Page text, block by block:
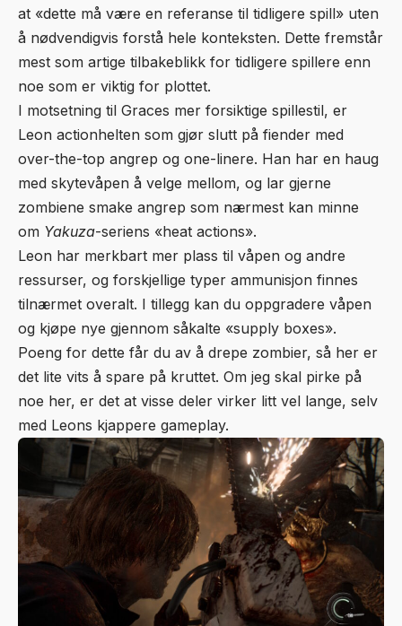
at «dette må være en referanse til tidligere spill» uten
å nødvendigvis forstå hele konteksten. Dette fremstår
mest som artige tilbakeblikk for tidligere spillere enn
noe som er viktig for plottet.
I motsetning til Graces mer forsiktige spillestil, er
Leon actionhelten som gjør slutt på fiender med
over-the-top angrep og one-linere. Han har en haug
med skytevåpen å velge mellom, og lar gjerne
zombiene smake angrep som nærmest kan minne
om Yakuza-seriens «heat actions».
Leon har merkbart mer plass til våpen og andre
ressurser, og forskjellige typer ammunisjon finnes
tilnærmet overalt. I tillegg kan du oppgradere våpen
og kjøpe nye gjennom såkalte «supply boxes».
Poeng for dette får du av å drepe zombier, så her er
det lite vits å spare på kruttet. Om jeg skal pirke på
noe her, er det at visse deler virker litt vel lange, selv
med Leons kjappere gameplay.